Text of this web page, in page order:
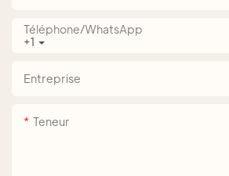
+1
Téléphone/WhatsApp
Entreprise
Teneur